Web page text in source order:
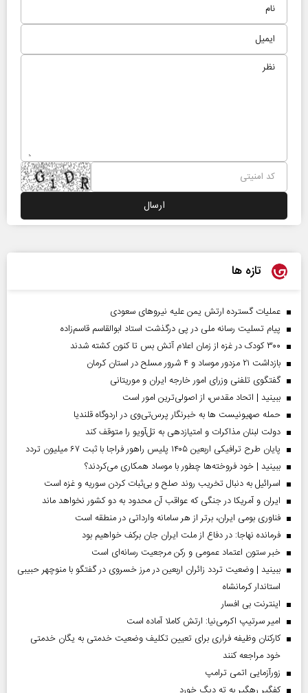
تازه ها
عملیات گسترده ارتش یمن علیه نیروهای سعودی
پیام تسلیت رسانه ملی در پی درگذشت استاد ابوالقاسم قاسم‌زاده
۳۰۰ کودک در غزه از زمان اعلام آتش بس تا کنون کشته شدند
بازداشت ۲۱ مزدور موساد و ۴ شرور مسلح در استان کرمان
گفتگوی تلفنی وزرای امور خارجه ایران و موریتانی
ببینید | اتحاد مقدس، از اصولی‌ترین امور است
حمله صهیونیست ها به خبرنگار پرس‌تی‌وی در اردوگاه قلندیا
دولت لبنان مذاکرات و امتیازدهی به تل‌آویو را متوقف کند
پایان طرح ترافیکی اربعین ۱۴۰۵ پلیس راهور فراجا با ثبت ۶۷ میلیون تردد
ببینید | خود فروخته‌ها چطور با موساد همکاری می‌کردند؟
اسرائیل به دنبال تخریب روند صلح و بی‌ثبات کردن سوریه و غزه است
ایران و آمریکا در جنگی که عواقب آن محدود به دو کشور نخواهد ماند
فناوری بومی ایران، برتر از هر سامانه وارداتی در منطقه است
فرمانده نهاجا: در دفاع از ملت ایران جان برکف خواهیم بود
خبر ستون اعتماد عمومی و رکن مرجعیت رسانه‌ای است
ببینید | وضعیت تردد زائران اربعین در مرز خسروی در گفتگو با منوچهر حبیبی
استاندار کرمانشاه
اینترنت بی افسار
امیر سرتیپ اکرمی‌نیا: ارتش کاملا آماده است
کارکنان وظیفه فراری برای تعیین تکلیف وضعیت خدمتی به یگان خدمتی
خود مراجعه کنند
زورآزمایی اتمی ترامپ